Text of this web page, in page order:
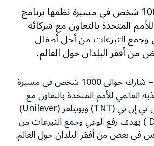
شارك حوالي 1000 شخص في مسيرة نظمها برنامج
المتحدة بالتعاون مع شركائه
وجمع التبرعات من أجل أطفال
أفقر البلدان حول العالم.
– شارك حوالي 1000 شخص في مسيرة
العالمي للأمم المتحدة بالتعاون مع
شركائه الأساسيين تي إن تي (TNT) ويونيلفر (Unilever)
ودي إس إم (DSM ) بهدف رفع الوعي وجمع التبرعات من
في بعض من أفقر البلدان حول العالم.